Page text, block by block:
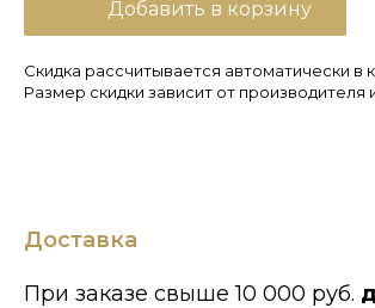
Добавить в корзину
Скидка рассчитывается автоматически в
Размер скидки зависит от производителя
Доставка
При заказе свыше 10 000 руб.